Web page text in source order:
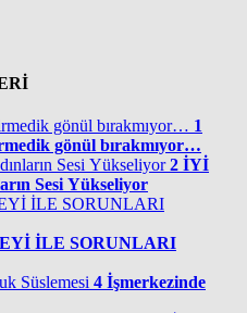
1
gönül bırakmıyor…
2 İYİ
Sesi Yükseliyor
İLE SORUNLARI
4 İşmerkezinde